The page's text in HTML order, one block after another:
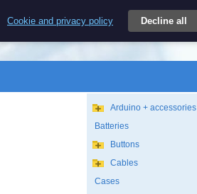
Login empty
Arduino + accessories
Batteries
Buttons
Cables
Cases
Cookie and privacy policy Decline all